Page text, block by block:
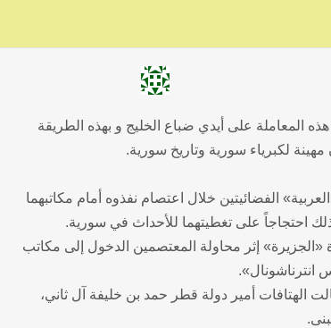
المعاملة على أيدي ضباع الخليج و بهذه الطريقة
لكبرياء سورية وتاريخ سورية.
الفضائيتين خلال اعتصام نفذوه أمام مكاتبهما
احتجاجاً على تغطيتهما للأحداث في سورية.
إثر محاولة المعتصمين الدخول إلى مكاتب
انترناشونال».
الهتافات أمير دولة قطر حمد بن خليفة آل ثاني،